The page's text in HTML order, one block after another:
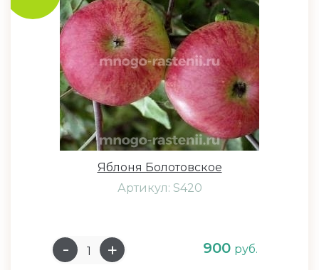
Яблоня Болотовское
Артикул: S420
900 руб.